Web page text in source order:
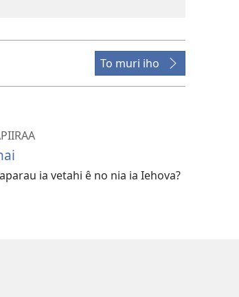
To muri iho
ia vetahi ê no nia ia Iehova?